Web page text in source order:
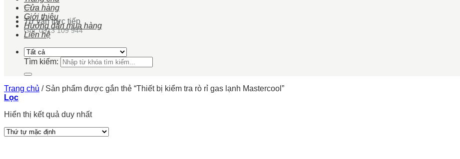
Tư vấn trực tiếp
Gọi: 0913 109 944
Cửa hàng
Giới thiệu
Hướng dẫn mua hàng
Liên hệ
Tìm kiếm:
Trang chủ /Sản phẩm được gắn thẻ “Thiết bị kiểm tra rò rỉ gas lạnh Mastercool”
Lọc
Hiển thị kết quả duy nhất